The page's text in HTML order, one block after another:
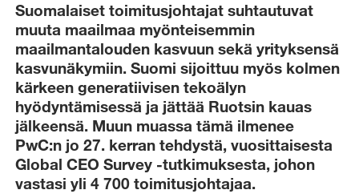
Suomalaiset toimitusjohtajat suhtautuvat
muuta maailmaa myönteisemmin
maailmantalouden kasvuun sekä yrityksensä
kasvunäkymiin. Suomi sijoittuu myös kolmen
kärkeen generatiivisen tekoälyn
hyödyntämisessä ja jättää Ruotsin kauas
jälkeensä. Muun muassa tämä ilmenee
PwC:n jo 27. kerran tehdystä, vuosittaisesta
Global CEO Survey -tutkimuksesta, johon
vastasi yli 4 700 toimitusjohtajaa.